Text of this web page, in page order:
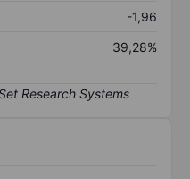
-1,96
39,28%